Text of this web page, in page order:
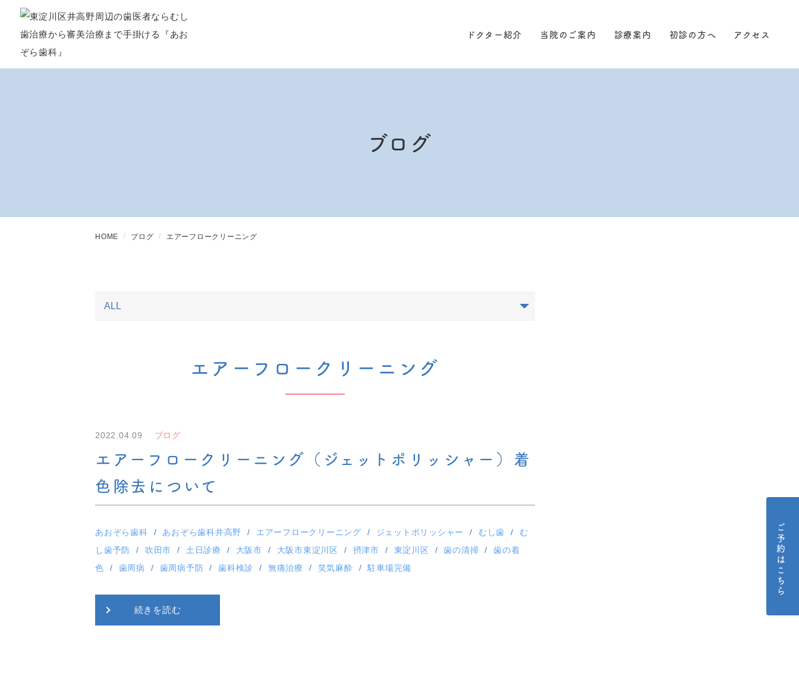
ドクター紹介 当院のご案内 診療案内 初診の方へ アクセス
ブログ
HOME ブログ エアーフロークリーニング
エアーフロークリーニング
2022.04.09 ブログ
エアーフロークリーニング（ジェットポリッシャー）着
色除去について
あおぞら歯科 あおぞら歯科井高野 エアーフロークリーニング ジェットポリッシャー むし歯
む
し歯予防
吹田市 土日診療 大阪市 大阪市東淀川区 摂津市 東淀川区 歯の清掃
歯の着
色
歯周病 歯周病予防 歯科検診 無痛治療 笑気麻酔 駐車場完備
続きを読む
ご予約はこちら